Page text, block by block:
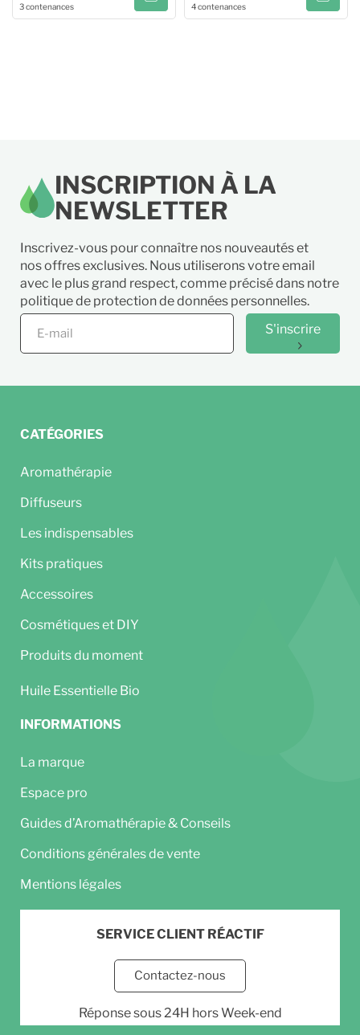
3 contenances 4 contenances
125ml
INSCRIPTION À LA
NEWSLETTER
Inscrivez-vous pour connaître nos nouveautés et
nos offres exclusives. Nous utiliserons votre email
avec le plus grand respect, comme précisé dans notre
politique de protection de données personnelles.
S'inscrire
CATÉGORIES
Aromathérapie
Diffuseurs
Les indispensables
Kits pratiques
Accessoires
Cosmétiques et DIY
Produits du moment
Huile Essentielle Bio
INFORMATIONS
La marque
Espace pro
Guides d’Aromathérapie & Conseils
Conditions générales de vente
Mentions légales
SERVICE CLIENT RÉACTIF
Contactez-nous
Réponse sous 24H hors Week-end